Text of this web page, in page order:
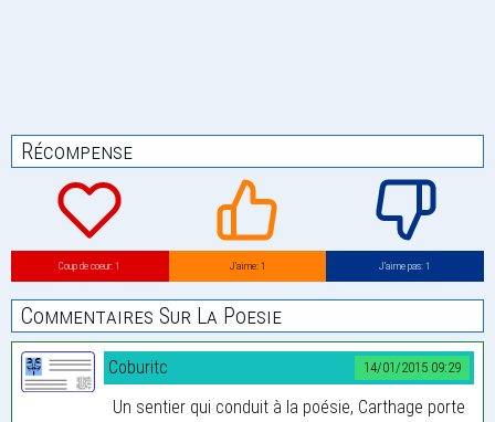
Récompense
Coup de coeur: 1 J’aime: 1 J’aime pas: 1
Commentaires Sur La Poesie
14/01/2015 09:29
Coburitc
Un sentier qui conduit à la poésie, Carthage porte